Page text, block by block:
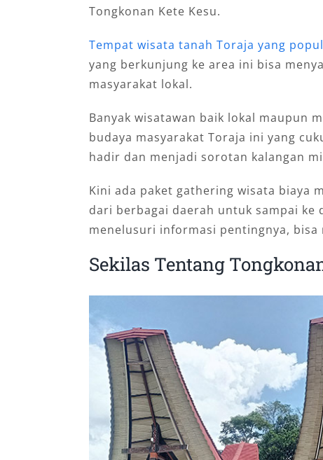
Tongkonan Kete Kesu.
Tempat wisata tanah Toraja yang
yang berkunjung ke area ini bisa
masyarakat lokal.
Banyak wisatawan baik lokal maupun
budaya masyarakat Toraja ini yang
hadir dan menjadi sorotan kalangan
Kini ada paket gathering wisata biaya
dari berbagai daerah untuk sampai ke
menelusuri informasi pentingnya,
Sekilas Tentang